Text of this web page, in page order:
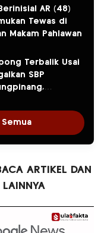
Rp50 Juta Gagal
AR (48)
Tewas di
Makam Pahlawan
Terbalik Usai
SBP
Tujuh
Semua
ARTIKEL DAN
LAINNYA